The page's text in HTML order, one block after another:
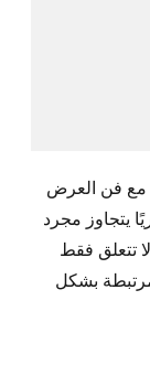
مع فن العرض
يتجاوز مجرد
تتعلق فقط
مرتبطة بشكل